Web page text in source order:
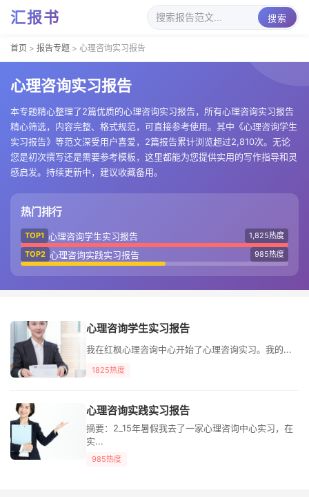
汇报书 搜索
首页 > 报告专题 > 心理咨询实习报告
心理咨询实习报告
本专题精心整理了2篇优质的心理咨询实习报告，所有心理咨询实习报告
精心筛选，内容完整、格式规范，可直接参考使用。其中《心理咨询学生
实习报告》等范文深受用户喜爱，2篇报告累计浏览超过2,810次。无论
您是初次撰写还是需要参考模板，这里都能为您提供实用的写作指导和灵
感启发。持续更新中，建议收藏备用。
热门排行
TOP1 心理咨询学生实习报告
1,825热度
TOP2 心理咨询实践实习报告 985热度
心理咨询学生实习报告
我在红枫心理咨询中心开始了心理咨询实习。我的...
1825热度
心理咨询实践实习报告
摘要：2_15年暑假我去了一家心理咨询中心实习，在
实...
985热度